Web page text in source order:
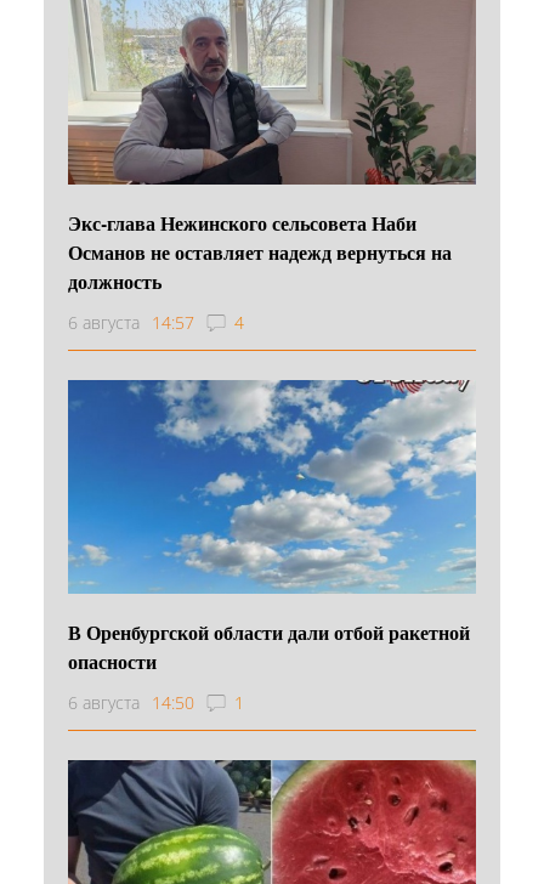
Экс-глава Нежинского сельсовета Наби
Османов не оставляет надежд вернуться на
должность
6 августа 14:57 4
В Оренбургской области дали отбой ракетной
опасности
6 августа 14:50 1